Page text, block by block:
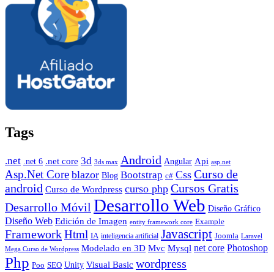
Tags
.net .net 6 .net core 3d 3ds max Android Angular Api asp.net
Asp.Net Core blazor Blog Bootstrap c# Css Curso de
android Curso de Wordpress curso php Cursos Gratis
Desarrollo Móvil Desarrollo Web Diseño Gráfico
Diseño Web Edición de Imagen entity framework core Example
FrameworkHtml IA inteligencia artificial Javascript Joomla Laravel
Mega Curso de Wordpress Modelado en 3D Mvc Mysql net core Photoshop
Php Poo SEO Unity Visual Basic wordpress